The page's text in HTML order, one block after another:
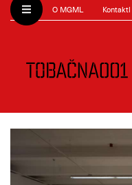
O MGML Kontakti